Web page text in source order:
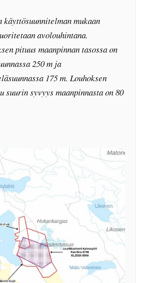
käyttösuunnitelman mukaan
avolouhintana.
pituus maanpinnan tasossa on
250 m ja
175 m. Louhoksen
suurin syvyys maanpinnasta on 80